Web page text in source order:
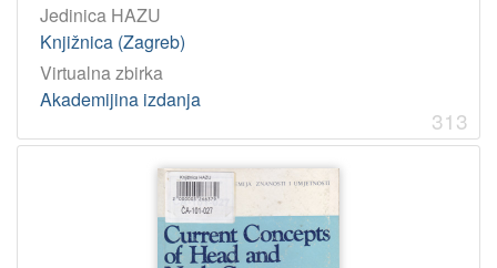
Jedinica HAZU
Knjižnica (Zagreb)
Virtualna zbirka
Akademijina izdanja
313